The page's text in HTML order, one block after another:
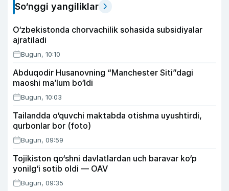
So‘nggi yangiliklar
O‘zbekistonda chorvachilik sohasida subsidiyalar
ajratiladi
Bugun, 10:10
Abduqodir Husanovning “Manchester Siti”dagi
maoshi ma’lum bo‘ldi
Bugun, 10:03
Tailandda o‘quvchi maktabda otishma uyushtirdi,
qurbonlar bor (foto)
Bugun, 09:59
Tojikiston qo‘shni davlatlardan uch baravar ko‘p
yonilg‘i sotib oldi — OAV
Bugun, 09:35